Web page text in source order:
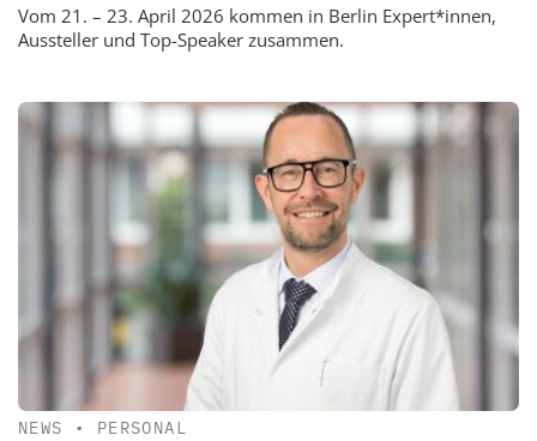
Vom 21. – 23. April 2026 kommen in Berlin Expert*innen,
Aussteller und Top-Speaker zusammen.
NEWS • PERSONAL